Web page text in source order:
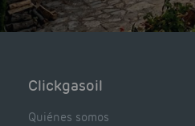
Clickgasoil
Quiénes somos